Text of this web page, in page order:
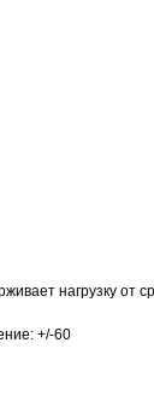
нагрузку от
+/-60